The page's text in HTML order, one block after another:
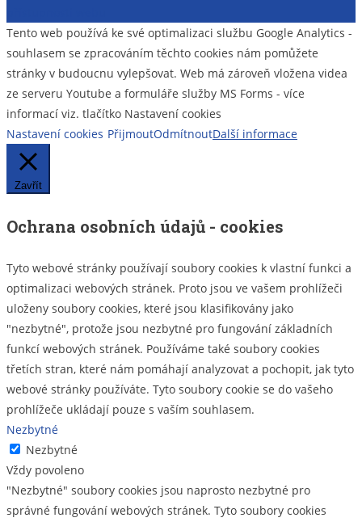
Tento web používá ke své optimalizaci službu Google Analytics -
souhlasem se zpracováním těchto cookies nám pomůžete
stránky v budoucnu vylepšovat. Web má zároveň vložena videa
ze serveru Youtube a formuláře služby MS Forms - více
informací viz. tlačítko Nastavení cookies
Nastavení cookies PřijmoutOdmítnoutDalší informace
Zavřít
Ochrana osobních údajů - cookies
Tyto webové stránky používají soubory cookies k vlastní funkci a
optimalizaci webových stránek. Proto jsou ve vašem prohlížeči
uloženy soubory cookies, které jsou klasifikovány jako
"nezbytné", protože jsou nezbytné pro fungování základních
funkcí webových stránek. Používáme také soubory cookies
třetích stran, které nám pomáhají analyzovat a pochopit, jak tyto
webové stránky používáte. Tyto soubory cookie se do vašeho
prohlížeče ukládají pouze s vaším souhlasem.
Nezbytné
Nezbytné
Vždy povoleno
"Nezbytné" soubory cookies jsou naprosto nezbytné pro
správné fungování webových stránek. Tyto soubory cookies